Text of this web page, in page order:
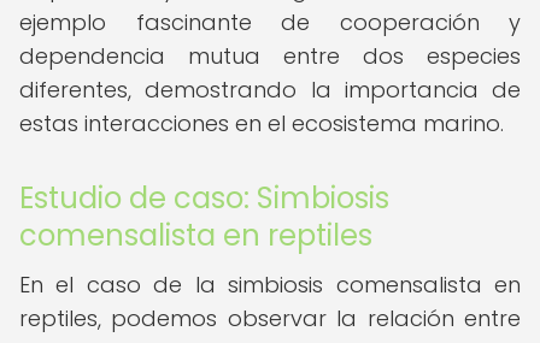
ejemplo fascinante de cooperación y
dependencia mutua entre dos especies
diferentes, demostrando la importancia de
estas interacciones en el ecosistema marino.
Estudio de caso: Simbiosis
comensalista en reptiles
En el caso de la simbiosis comensalista en
reptiles, podemos observar la relación entre